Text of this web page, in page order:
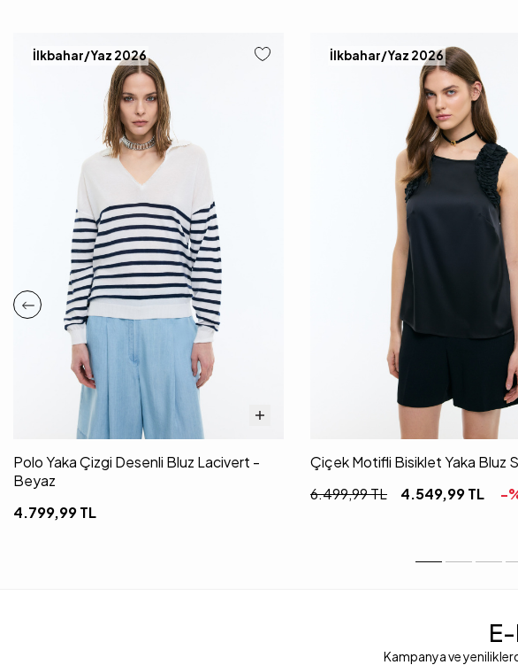
İlkbahar/Yaz 2026
Polo Yaka Çizgi Desenli Bluz Lacivert -
Beyaz
4.799,99TL
İlkbahar/Yaz 2026
Çiçek Motifli Bisiklet Yaka Bluz
6.499,99TL 4.549,99TL -
Kampanya ve